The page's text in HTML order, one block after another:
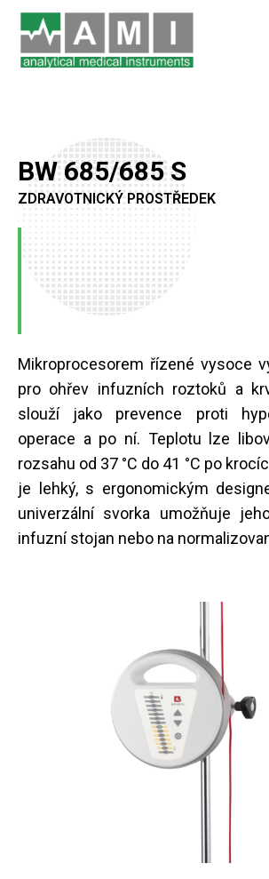
BW 685/685 S
ZDRAVOTNICKÝ PROSTŘEDEK
Mikroprocesorem řízené vysoce
pro ohřev infuzních roztoků a
slouží jako prevence proti
operace a po ní. Teplotu lze
rozsahu od 37 °C do 41 °C po
je lehký, s ergonomickým
univerzální svorka umožňuje
infuzní stojan nebo na